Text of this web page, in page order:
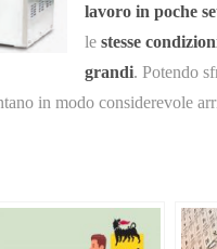
lavoro in poche
le stesse
grandi. Potendo
in modo considerevole